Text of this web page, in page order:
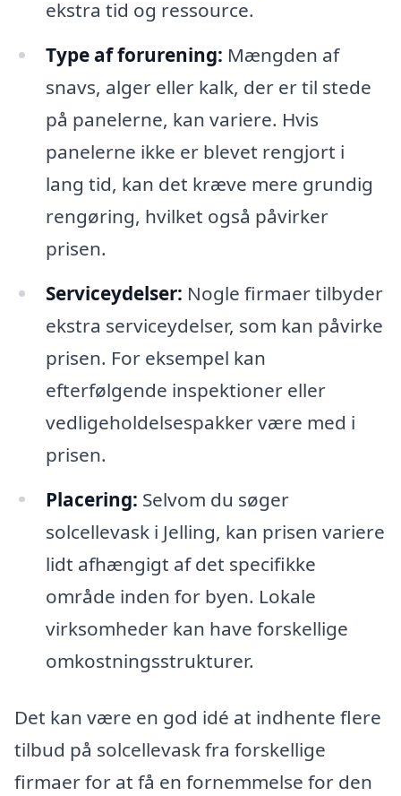
ekstra tid og ressource.
Type af forurening: Mængden af
snavs, alger eller kalk, der er til stede
på panelerne, kan variere. Hvis
panelerne ikke er blevet rengjort i
lang tid, kan det kræve mere grundig
rengøring, hvilket også påvirker
prisen.
Serviceydelser: Nogle firmaer tilbyder
ekstra serviceydelser, som kan påvirke
prisen. For eksempel kan
efterfølgende inspektioner eller
vedligeholdelsespakker være med i
prisen.
Placering: Selvom du søger
solcellevask i Jelling, kan prisen variere
lidt afhængigt af det specifikke
område inden for byen. Lokale
virksomheder kan have forskellige
omkostningsstrukturer.
Det kan være en god idé at indhente flere
tilbud på solcellevask fra forskellige
firmaer for at få en fornemmelse for den